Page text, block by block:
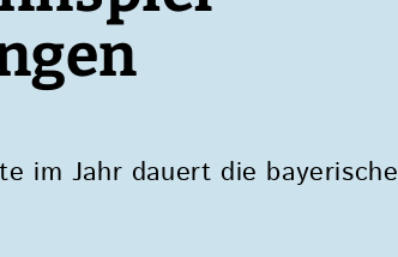
im Jahr dauert die bayerische